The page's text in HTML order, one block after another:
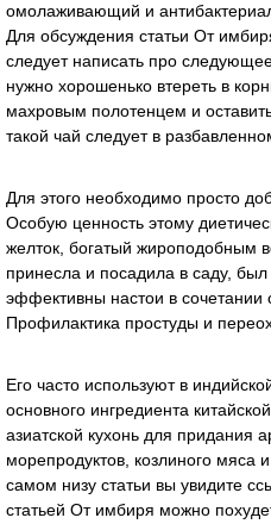
омолаживающий и
Для обсуждения статьи От
следует написать про
нужно хорошенько втереть в
махровым полотенцем и
такой чай следует в
Для этого необходимо просто
Особую ценность этому
желток, богатый жироподобным
принесла и посадила в саду,
эффективны настои в сочетании
Профилактика простуды и
Его часто используют в
основного ингредиента
азиатской кухонь для придания
морепродуктов, козлиного мяса
самом низу статьи вы увидите
статьей От имбиря можно